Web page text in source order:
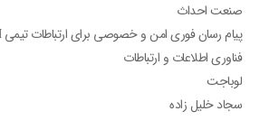
صنعت احداث
پیام رسان فوری امن و خصوصی برای ارتباطات تیمی OPM
فناوری اطلاعات و ارتباطات
لوباجت
سجاد خلیل زاده